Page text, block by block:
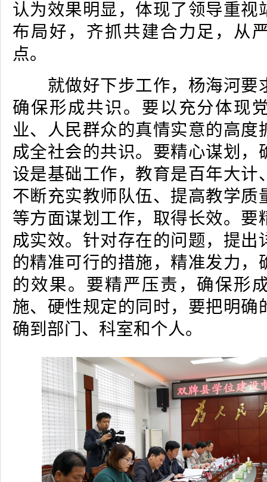
认为效果明显，体现了领导重视
布局好，齐抓共建合力足，从
点。
就做好下步工作，杨海河要
确保形成共识。要以充分体现
业、人民群众的真情实意的高度
成全社会的共识。要精心谋划，
设是基础工作，教育是百年大计
不断充实教师队伍、提高教学质
等方面谋划工作，取得长效。要
成实效。针对存在的问题，提出
的精准可行的措施，精准发力，
的效果。要精严压责，确保形
施、硬性规定的同时，要把明确
确到部门、科室和个人。